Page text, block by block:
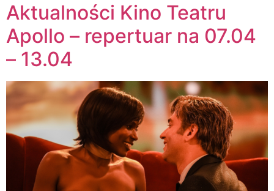
Aktualności Kino Teatru
Apollo – repertuar na 07.04
– 13.04